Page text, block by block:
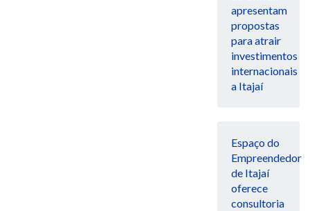
apresentam
propostas
para atrair
investimentos
internacionais
a Itajaí
Espaço do
Empreendedor
de Itajaí
oferece
consultoria